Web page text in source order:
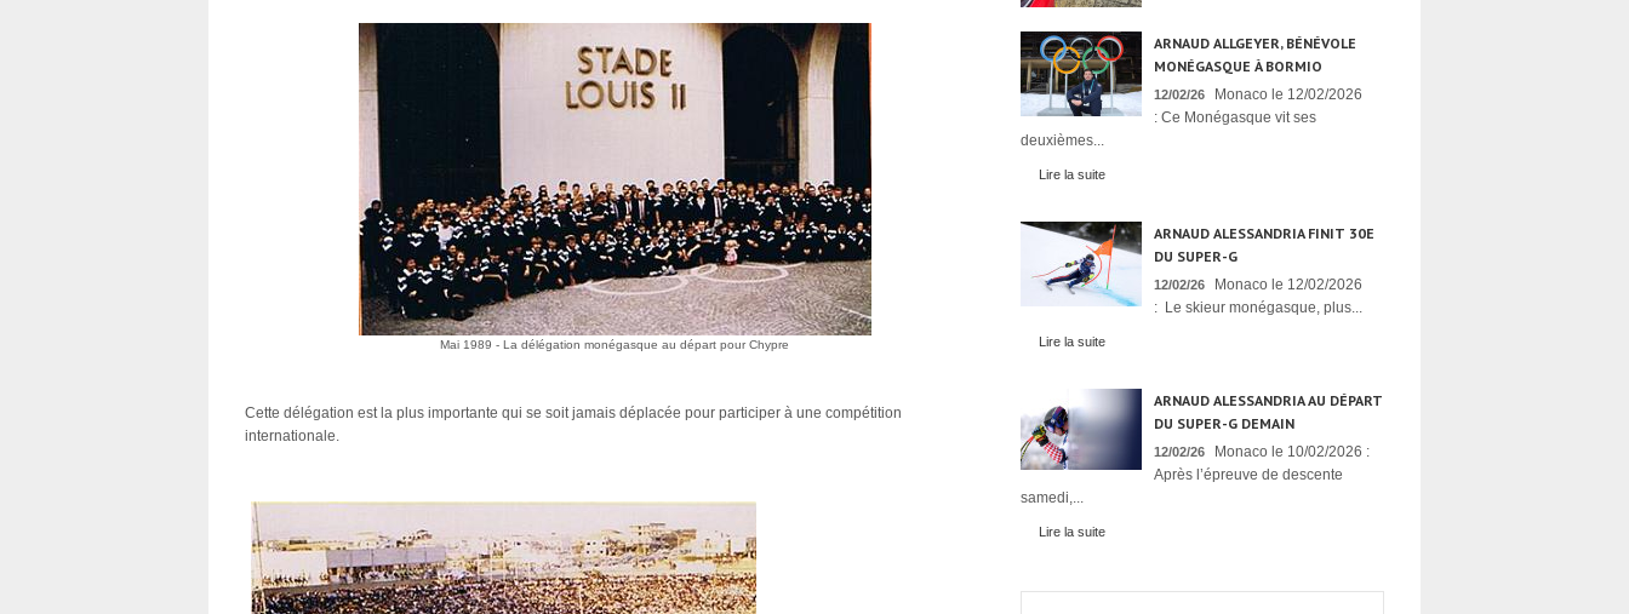
Mai 1989 - La délégation monégasque au départ pour Chypre
Cette délégation est la plus importante qui se soit jamais déplacée pour participer à une compétition
internationale.
ARNAUD ALLGEYER, BÉNÉVOLE
MONÉGASQUE À BORMIO
12/02/26
Monaco le 12/02/2026
: Ce Monégasque vit ses
deuxièmes...
Lire la suite
ARNAUD ALESSANDRIA FINIT 30E
DU SUPER-G
12/02/26
Monaco le 12/02/2026
: Le skieur monégasque, plus...
Lire la suite
ARNAUD ALESSANDRIA AU DÉPART
DU SUPER-G DEMAIN
12/02/26
Monaco le 10/02/2026 :
Après l’épreuve de descente
samedi,...
Lire la suite